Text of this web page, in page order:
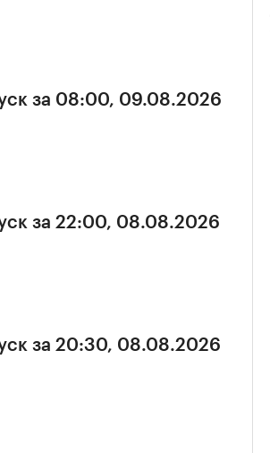
за 08:00, 09.08.2026
за 22:00, 08.08.2026
за 20:30, 08.08.2026